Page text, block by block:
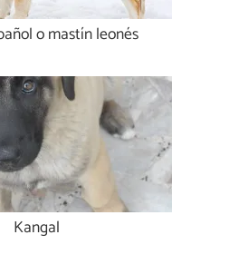
o mastín leonés
Kangal